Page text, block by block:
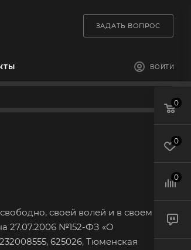
ЗАДАТЬ ВОПРОС
ВОЙТИ
своей волей и в своем
27.07.2006 №152-ФЗ «О
625026, Тюменская
0
0
0